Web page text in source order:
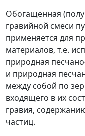
Обогащенная
гравийной смеси
применяется для
материалов, т.е.
природная
и природная
между собой по
входящего в их
гравия,
частиц.